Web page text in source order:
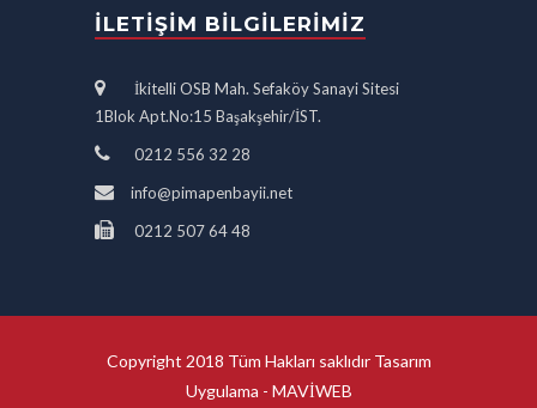
İLETIŞIM BILGILERIMIZ
İkitelli OSB Mah. Sefaköy Sanayi Sitesi
1Blok Apt.No:15 Başakşehir/İST.
0212 556 32 28
info@pimapenbayii.net
0212 507 64 48
Copyright 2018 Tüm Hakları saklıdır Tasarım
Uygulama - MAVİWEB